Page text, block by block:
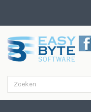
Zoekveld
Zoeken